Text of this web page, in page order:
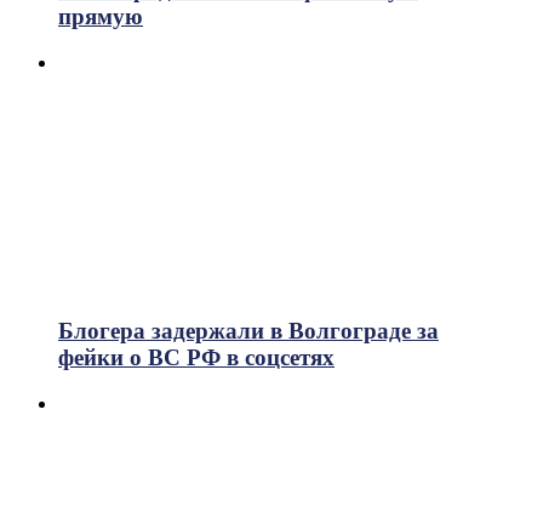
прямую
Блогера задержали в Волгограде за
фейки о ВС РФ в соцсетях